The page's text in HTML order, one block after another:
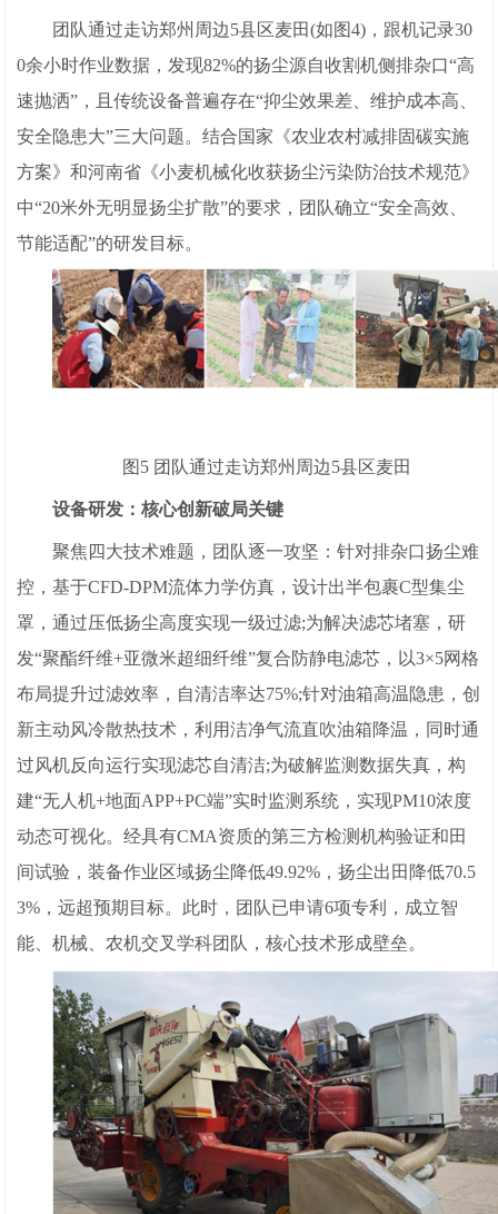
团队通过走访郑州周边5县区麦田(如图4)，跟机记录30
0余小时作业数据，发现82%的扬尘源自收割机侧排杂口“高
速抛洒”，且传统设备普遍存在“抑尘效果差、维护成本高、
安全隐患大”三大问题。结合国家《农业农村减排固碳实施
方案》和河南省《小麦机械化收获扬尘污染防治技术规范》
中“20米外无明显扬尘扩散”的要求，团队确立“安全高效、
节能适配”的研发目标。
图5 团队通过走访郑州周边5县区麦田
设备研发：核心创新破局关键
聚焦四大技术难题，团队逐一攻坚：针对排杂口扬尘难
控，基于CFD-DPM流体力学仿真，设计出半包裹C型集尘
罩，通过压低扬尘高度实现一级过滤;为解决滤芯堵塞，研
发“聚酯纤维+亚微米超细纤维”复合防静电滤芯，以3×5网格
布局提升过滤效率，自清洁率达75%;针对油箱高温隐患，创
新主动风冷散热技术，利用洁净气流直吹油箱降温，同时通
过风机反向运行实现滤芯自清洁;为破解监测数据失真，构
建“无人机+地面APP+PC端”实时监测系统，实现PM10浓度
动态可视化。经具有CMA资质的第三方检测机构验证和田
间试验，装备作业区域扬尘降低49.92%，扬尘出田降低70.5
3%，远超预期目标。此时，团队已申请6项专利，成立智
能、机械、农机交叉学科团队，核心技术形成壁垒。